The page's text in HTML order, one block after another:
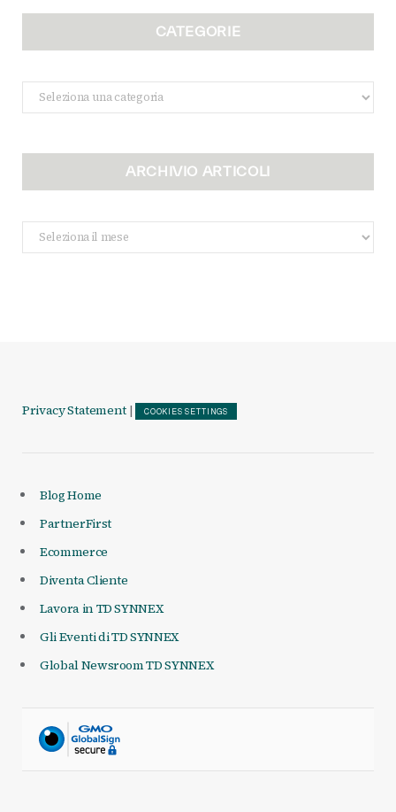
CATEGORIE
Categorie
ARCHIVIO ARTICOLI
Archivio
Articoli
Privacy Statement | COOKIES SETTINGS
Blog Home
PartnerFirst
Ecommerce
Diventa Cliente
Lavora in TD SYNNEX
Gli Eventi di TD SYNNEX
Global Newsroom TD SYNNEX